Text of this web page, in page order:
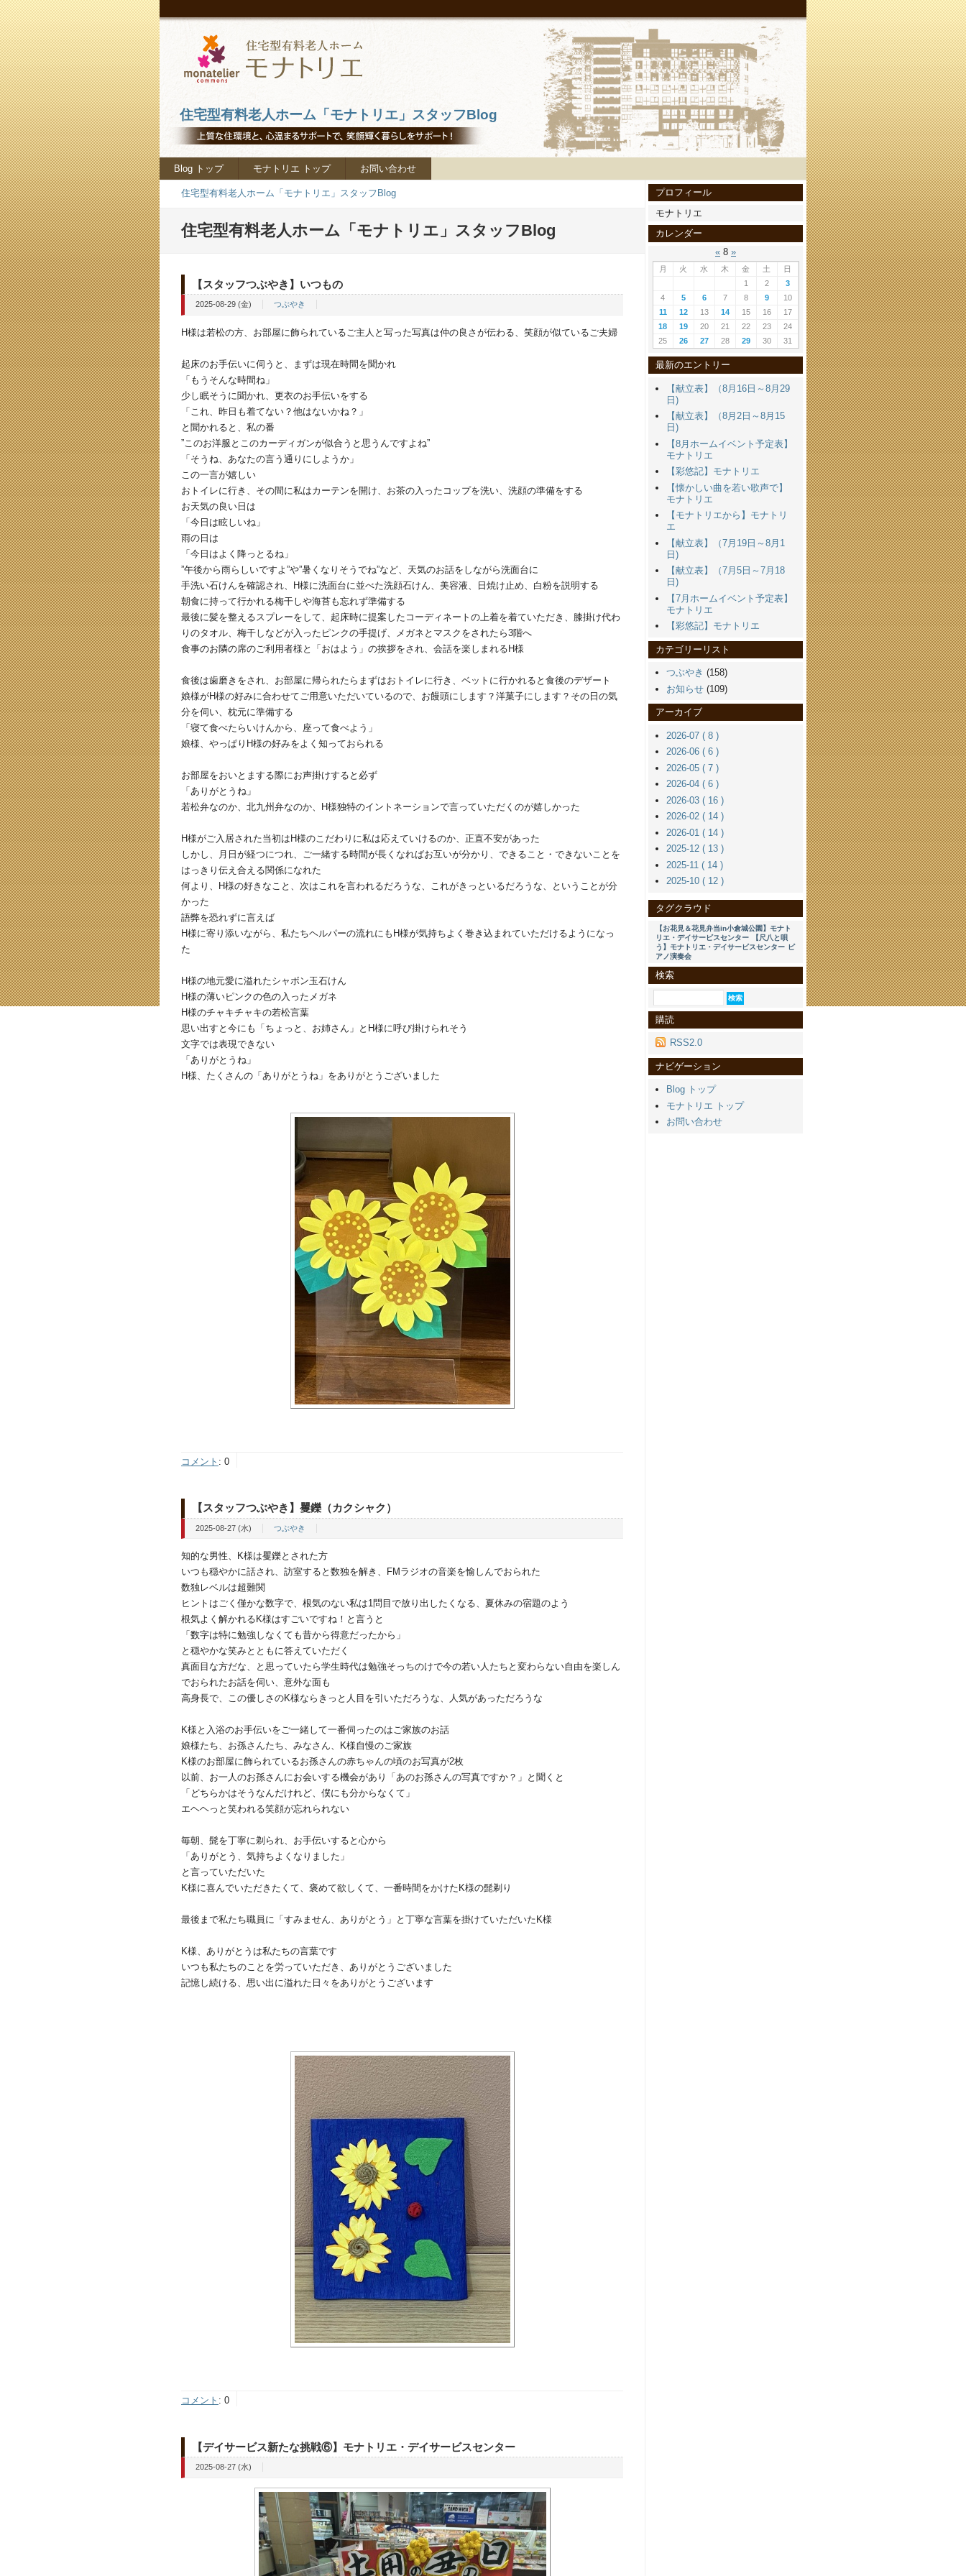
住宅型有料老人ホーム「モナトリエ」スタッフBlog
Blog トップ モナトリエ トップ お問い合わせ
住宅型有料老人ホーム「モナトリエ」スタッフBlog
住宅型有料老人ホーム「モナトリエ」スタッフBlog
【スタッフつぶやき】いつもの
2025-08-29 (金) つぶやき
H様は若松の方、お部屋に飾られているご主人と写った写真は仲の良さが伝わる、笑顔が似ているご夫婦
起床のお手伝いに伺うと、まずは現在時間を聞かれ
「もうそんな時間ね」
少し眠そうに聞かれ、更衣のお手伝いをする
「これ、昨日も着てない？他はないかね？」
と聞かれると、私の番
”このお洋服とこのカーディガンが似合うと思うんですよね”
「そうね、あなたの言う通りにしようか」
この一言が嬉しい
おトイレに行き、その間に私はカーテンを開け、お茶の入ったコップを洗い、洗顔の準備をする
お天気の良い日は
「今日は眩しいね」
雨の日は
「今日はよく降っとるね」
”午後から雨らしいですよ”や”暑くなりそうでね”など、天気のお話をしながら洗面台に
手洗い石けんを確認され、H様に洗面台に並べた洗顔石けん、美容液、日焼け止め、白粉を説明する
朝食に持って行かれる梅干しや海苔も忘れず準備する
最後に髪を整えるスプレーをして、起床時に提案したコーディネートの上着を着ていただき、膝掛け代わ
りのタオル、梅干しなどが入ったピンクの手提げ、メガネとマスクをされたら3階へ
食事のお隣の席のご利用者様と「おはよう」の挨拶をされ、会話を楽しまれるH様
食後は歯磨きをされ、お部屋に帰られたらまずはおトイレに行き、ベットに行かれると食後のデザート
娘様がH様の好みに合わせてご用意いただいているので、お饅頭にします？洋菓子にします？その日の気
分を伺い、枕元に準備する
「寝て食べたらいけんから、座って食べよう」
娘様、やっぱりH様の好みをよく知っておられる
お部屋をおいとまする際にお声掛けすると必ず
「ありがとうね」
若松弁なのか、北九州弁なのか、H様独特のイントネーションで言っていただくのが嬉しかった
H様がご入居された当初はH様のこだわりに私は応えていけるのか、正直不安があった
しかし、月日が経つにつれ、ご一緒する時間が長くなればお互いが分かり、できること・できないことを
はっきり伝え合える関係になれた
何より、H様の好きなこと、次はこれを言われるだろうな、これがきっといるだろうな、ということが分
かった
語弊を恐れずに言えば
H様に寄り添いながら、私たちヘルパーの流れにもH様が気持ちよく巻き込まれていただけるようになっ
た
H様の地元愛に溢れたシャボン玉石けん
H様の薄いピンクの色の入ったメガネ
H様のチャキチャキの若松言葉
思い出すと今にも「ちょっと、お姉さん」とH様に呼び掛けられそう
文字では表現できない
「ありがとうね」
H様、たくさんの「ありがとうね」をありがとうございました
コメント : 0
【スタッフつぶやき】矍鑠（カクシャク）
2025-08-27 (水) つぶやき
知的な男性、K様は矍鑠とされた方
いつも穏やかに話され、訪室すると数独を解き、FMラジオの音楽を愉しんでおられた
数独レベルは超難関
ヒントはごく僅かな数字で、根気のない私は1問目で放り出したくなる、夏休みの宿題のよう
根気よく解かれるK様はすごいですね！と言うと
「数字は特に勉強しなくても昔から得意だったから」
と穏やかな笑みとともに答えていただく
真面目な方だな、と思っていたら学生時代は勉強そっちのけで今の若い人たちと変わらない自由を楽しん
でおられたお話を伺い、意外な面も
高身長で、この優しさのK様ならきっと人目を引いただろうな、人気があっただろうな
K様と入浴のお手伝いをご一緒して一番伺ったのはご家族のお話
娘様たち、お孫さんたち、みなさん、K様自慢のご家族
K様のお部屋に飾られているお孫さんの赤ちゃんの頃のお写真が2枚
以前、お一人のお孫さんにお会いする機会があり「あのお孫さんの写真ですか？」と聞くと
「どちらかはそうなんだけれど、僕にも分からなくて」
エヘヘっと笑われる笑顔が忘れられない
毎朝、髭を丁寧に剃られ、お手伝いすると心から
「ありがとう、気持ちよくなりました」
と言っていただいた
K様に喜んでいただきたくて、褒めて欲しくて、一番時間をかけたK様の髭剃り
最後まで私たち職員に「すみません、ありがとう」と丁寧な言葉を掛けていただいたK様
K様、ありがとうは私たちの言葉です
いつも私たちのことを労っていただき、ありがとうございました
記憶し続ける、思い出に溢れた日々をありがとうございます
コメント : 0
【デイサービス新たな挑戦⑥】モナトリエ・デイサービスセンター
2025-08-27 (水)
プロフィール
モナトリエ
カレンダー
« 8 »
月 火 水 木 金 土
日
1
2
3
4
5 6 7 8 9
10
11
12 13 14 15 16
17
18
19 20 21 22 23
24
25
26 27 28 29 30 31
最新のエントリー
【献立表】（8月16日～8月29
日)
【献立表】（8月2日～8月15
日)
【8月ホームイベント予定表】
モナトリエ
【彩悠記】モナトリエ
【懐かしい曲を若い歌声で】
モナトリエ
【モナトリエから】モナトリ
エ
【献立表】（7月19日～8月1
日)
【献立表】（7月5日～7月18
日)
【7月ホームイベント予定表】
モナトリエ
【彩悠記】モナトリエ
カテゴリーリスト
つぶやき (158)
お知らせ (109)
アーカイブ
2026-07 ( 8 )
2026-06 ( 6 )
2026-05 ( 7 )
2026-04 ( 6 )
2026-03 ( 16 )
2026-02 ( 14 )
2026-01 ( 14 )
2025-12 ( 13 )
2025-11 ( 14 )
2025-10 ( 12 )
タグクラウド
【お花見＆花見弁当in小倉城公園】モナト
リエ・デイサービスセンター
【尺八と唄
う】モナトリエ・デイサービスセンター ピ
アノ演奏会
検索
購読
RSS2.0
ナビゲーション
Blog トップ
モナトリエ トップ
お問い合わせ